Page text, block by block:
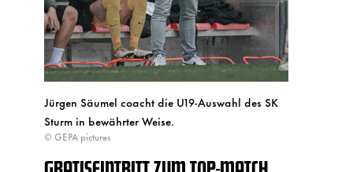
Jürgen Säumel coacht die U19-Auswahl des SK
Sturm in bewährter Weise.
© GEPA pictures